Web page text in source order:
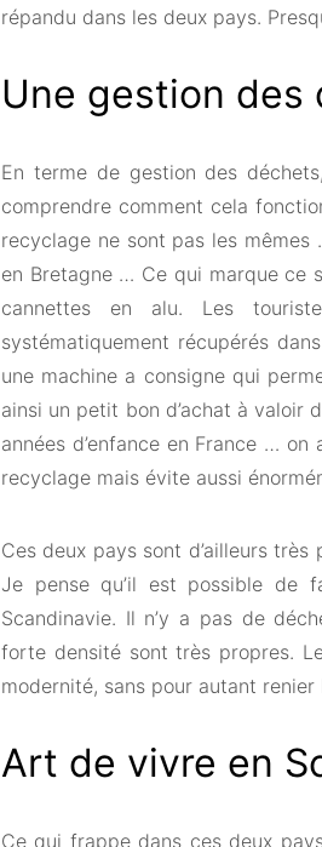
répandu dans les deux pays.
Une gestion
En terme de gestion des
comprendre comment cela
recyclage ne sont pas les
en Bretagne … Ce qui marque ce
cannettes en alu. Les
systématiquement récupérés
une machine a consigne qui
ainsi un petit bon d’achat à valoir
années d’enfance en France …
recyclage mais évite aussi
Ces deux pays sont d’ailleurs
Je pense qu’il est possible de
Scandinavie. Il n’y a pas de
forte densité sont très propres.
modernité, sans pour autant renier
Art de vivre en
Ce qui frappe dans ces deux